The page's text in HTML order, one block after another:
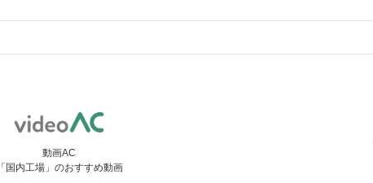
動画AC
「国内工場」のおすすめ動画